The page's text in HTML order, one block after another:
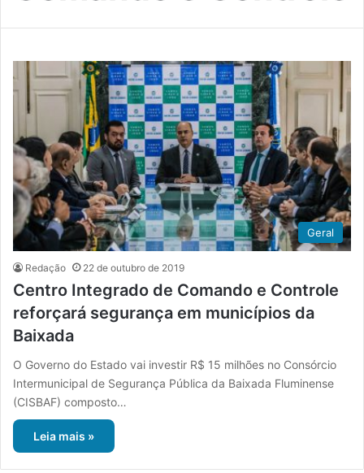
Geral
Redação 22 de outubro de 2019
Centro Integrado de Comando e Controle
reforçará segurança em municípios da
Baixada
O Governo do Estado vai investir R$ 15 milhões no Consórcio
Intermunicipal de Segurança Pública da Baixada Fluminense
(CISBAF) composto…
Leia mais »